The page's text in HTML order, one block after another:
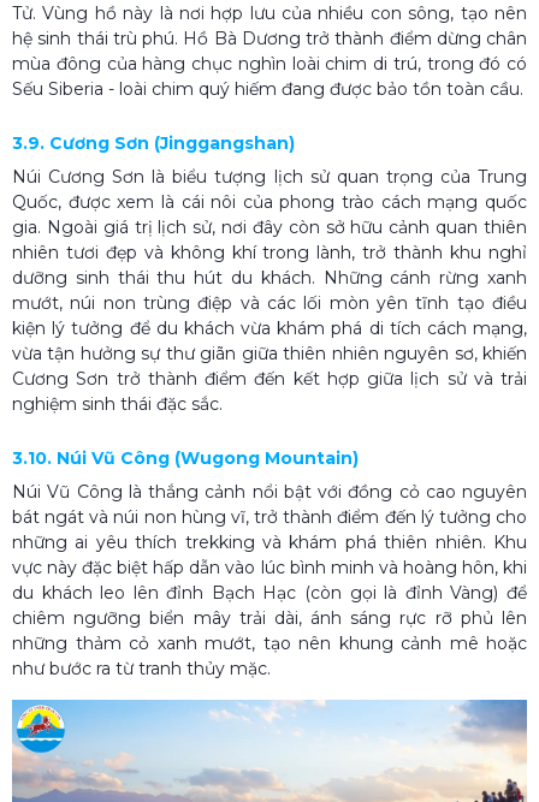
Tử. Vùng hồ này là nơi hợp lưu của nhiều con sông, tạo nên
hệ sinh thái trù phú. Hồ Bà Dương trở thành điểm dừng chân
mùa đông của hàng chục nghìn loài chim di trú, trong đó có
Sếu Siberia - loài chim quý hiếm đang được bảo tồn toàn cầu.
3.9. Cương Sơn (Jinggangshan)
Núi Cương Sơn là biểu tượng lịch sử quan trọng của Trung
Quốc, được xem là cái nôi của phong trào cách mạng quốc
gia. Ngoài giá trị lịch sử, nơi đây còn sở hữu cảnh quan thiên
nhiên tươi đẹp và không khí trong lành, trở thành khu nghỉ
dưỡng sinh thái thu hút du khách. Những cánh rừng xanh
mướt, núi non trùng điệp và các lối mòn yên tĩnh tạo điều
kiện lý tưởng để du khách vừa khám phá di tích cách mạng,
vừa tận hưởng sự thư giãn giữa thiên nhiên nguyên sơ, khiến
Cương Sơn trở thành điểm đến kết hợp giữa lịch sử và trải
nghiệm sinh thái đặc sắc.
3.10. Núi Vũ Công (Wugong Mountain)
Núi Vũ Công là thắng cảnh nổi bật với đồng cỏ cao nguyên
bát ngát và núi non hùng vĩ, trở thành điểm đến lý tưởng cho
những ai yêu thích trekking và khám phá thiên nhiên. Khu
vực này đặc biệt hấp dẫn vào lúc bình minh và hoàng hôn, khi
du khách leo lên đỉnh Bạch Hạc (còn gọi là đỉnh Vàng) để
chiêm ngưỡng biển mây trải dài, ánh sáng rực rỡ phủ lên
những thảm cỏ xanh mướt, tạo nên khung cảnh mê hoặc
như bước ra từ tranh thủy mặc.